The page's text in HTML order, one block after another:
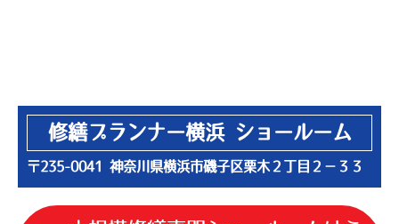
修繕プランナー横浜 ショールーム
〒235-0041 神奈川県横浜市磯子区栗木２丁目２−３３